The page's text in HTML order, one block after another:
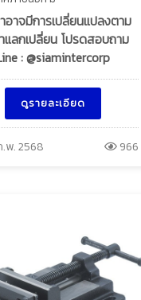
อาจมีการเปลี่ยนแปลงตาม
แลกเปลี่ยน โปรดสอบถาม
: @siamintercorp
ดูรายละเอียด
พ. 2568 966